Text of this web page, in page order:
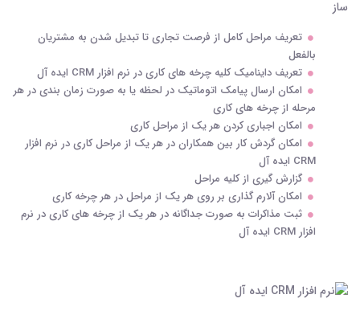
تعریف مراحل کامل از فرصت تجاری تا تبدیل شدن به مشتریان
بالفعل
تعریف داینامیک کلیه چرخه های کاری در نرم افزار CRM ایده آل
امکان ارسال پیامک اتوماتیک در لحظه یا به صورت زمان بندی در هر
مرحله از چرخه های کاری
امکان اجباری کردن هر یک از مراحل کاری
امکان گردش کار بین همکاران در هر یک از مراحل کاری در نرم افزار
CRM ایده آل
گزارش گیری از کلیه مراحل
امکان آلارم گذاری بر روی هر یک از مراحل در هر چرخه کاری
ثبت مذاکرات به صورت جداگانه در هر یک از چرخه های کاری در نرم
افزار CRM ایده آل